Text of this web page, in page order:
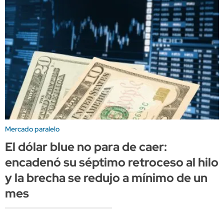
Mercado paralelo
El dólar blue no para de caer:
encadenó su séptimo retroceso al hilo
y la brecha se redujo a mínimo de un
mes